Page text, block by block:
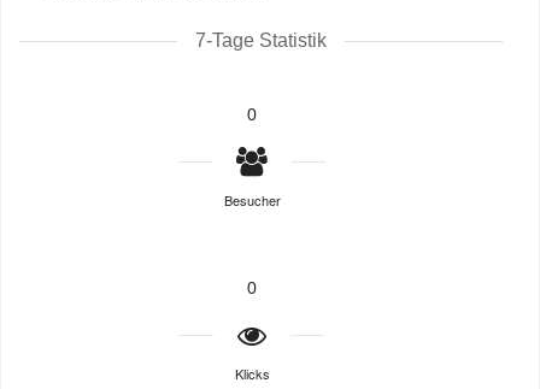
7-Tage Statistik
0
Besucher
0
Klicks